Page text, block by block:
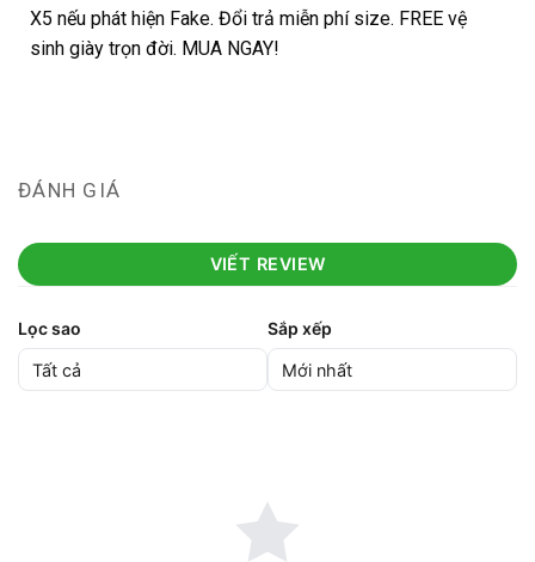
X5 nếu phát hiện Fake. Đổi trả miễn phí size. FREE vệ
sinh giày trọn đời. MUA NGAY!
ĐÁNH GIÁ
VIẾT REVIEW
Lọc sao Sắp xếp